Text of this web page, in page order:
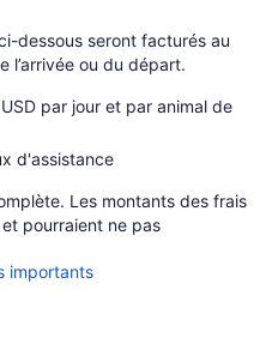
dessous seront facturés au
l’arrivée ou du départ.
par jour et par animal de
d'assistance
Les montants des frais
pourraient ne pas
importants